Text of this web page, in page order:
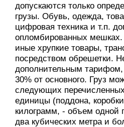
допускаются только
грузы. Обувь, одежда,
цифровая техника и т.п.
опломбированных
иные хрупкие товары,
посредством обрешетки.
дополнительным тарифом,
30% от основного. Груз
следующих
единицы (поддона,
килограмм, - объем одной
два кубических метра и